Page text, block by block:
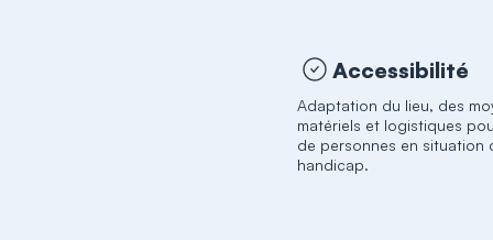
Accessibilité
Adaptation du lieu, des
matériels et logistiques
de personnes en situation
handicap.